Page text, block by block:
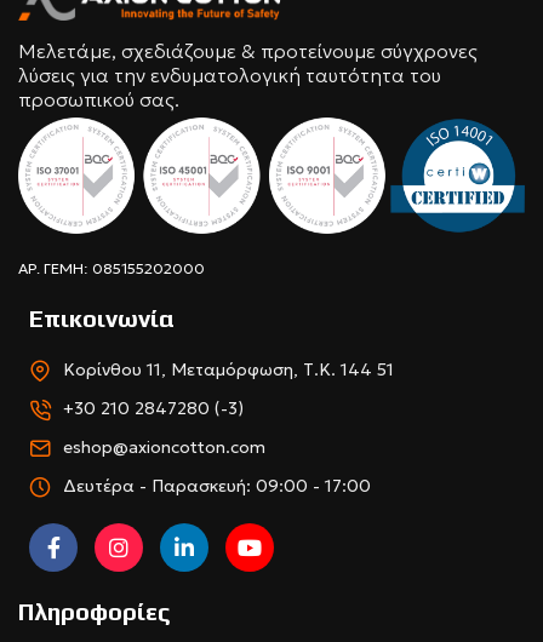
Μελετάμε, σχεδιάζουμε & προτείνουμε σύγχρονες
λύσεις για την ενδυματολογική ταυτότητα του
προσωπικού σας.
ΑΡ. ΓΕΜΗ: 085155202000
Επικοινωνία
Κορίνθου 11, Μεταμόρφωση, Τ.Κ. 144 51
+30 210 2847280 (-3)
eshop@axioncotton.com
Δευτέρα - Παρασκευή: 09:00 - 17:00
Πληροφορίες